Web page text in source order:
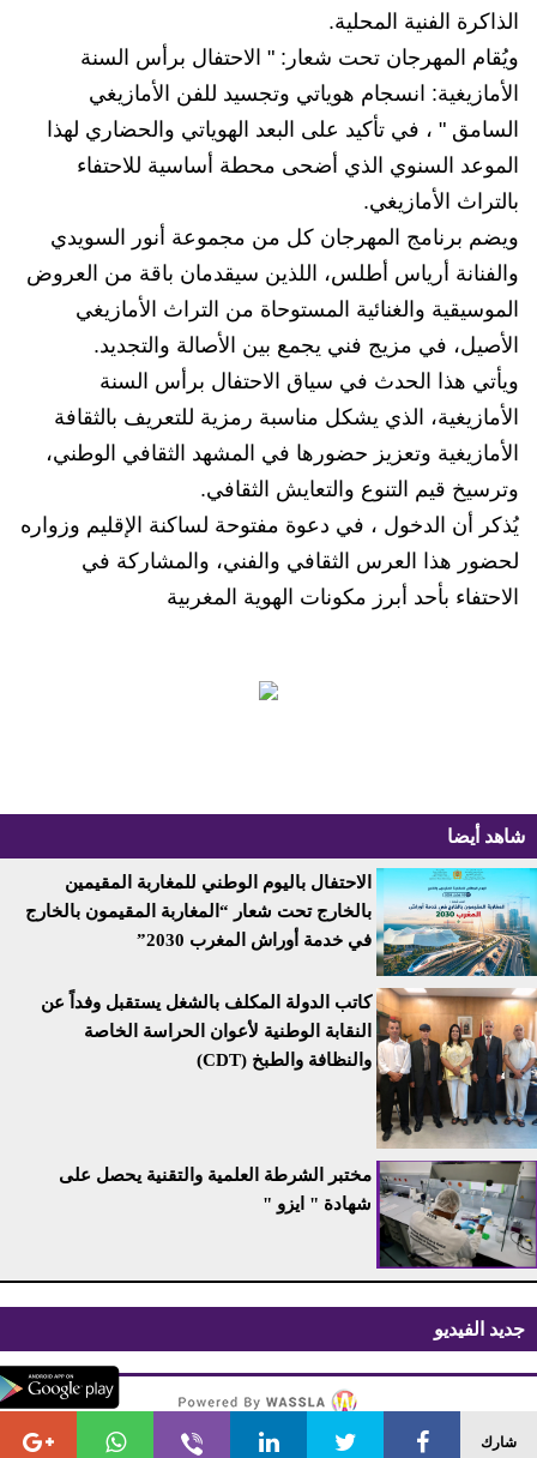
الذاكرة الفنية المحلية.
ويُقام المهرجان تحت شعار: " الاحتفال برأس السنة
الأمازيغية: انسجام هوياتي وتجسيد للفن الأمازيغي
السامق " ، في تأكيد على البعد الهوياتي والحضاري لهذا
الموعد السنوي الذي أضحى محطة أساسية للاحتفاء
بالتراث الأمازيغي.
ويضم برنامج المهرجان كل من مجموعة أنور السويدي
والفنانة أرياس أطلس، اللذين سيقدمان باقة من العروض
الموسيقية والغنائية المستوحاة من التراث الأمازيغي
الأصيل، في مزيج فني يجمع بين الأصالة والتجديد.
ويأتي هذا الحدث في سياق الاحتفال برأس السنة
الأمازيغية، الذي يشكل مناسبة رمزية للتعريف بالثقافة
الأمازيغية وتعزيز حضورها في المشهد الثقافي الوطني،
وترسيخ قيم التنوع والتعايش الثقافي.
يُذكر أن الدخول ، في دعوة مفتوحة لساكنة الإقليم وزواره
لحضور هذا العرس الثقافي والفني، والمشاركة في
الاحتفاء بأحد أبرز مكونات الهوية المغربية
شارك
شاهد أيضا
الاحتفال باليوم الوطني للمغاربة المقيمين
بالخارج تحت شعار “المغاربة المقيمون بالخارج
في خدمة أوراش المغرب 2030”
كاتب الدولة المكلف بالشغل يستقبل وفداً عن
النقابة الوطنية لأعوان الحراسة الخاصة
والنظافة والطبخ (CDT)
مختبر الشرطة العلمية والتقنية يحصل على
شهادة " ايزو "
جديد الفيديو